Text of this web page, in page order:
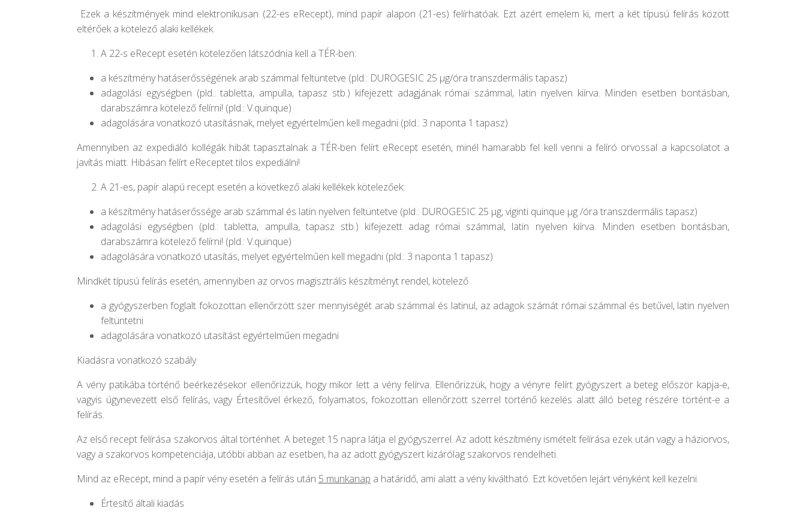
Ezek a készítmények mind elektronikusan (22-es eRecept), mind papír alapon (21-es) felírhatóak. Ezt azért emelem ki, mert a két típusú felírás között
eltérőek a kötelező alaki kellékek.
A 22-s eRecept esetén kötelezően látszódnia kell a TÉR-ben:
a készítmény hatáserősségének arab számmal feltüntetve (pld.: DUROGESIC 25 µg/óra transzdermális tapasz)
adagolási egységben (pld.: tabletta, ampulla, tapasz stb.) kifejezett adagjának római számmal, latin nyelven kiírva. Minden esetben bontásban,
darabszámra kötelező felírni! (pld.: V.quinque)
adagolására vonatkozó utasításnak, melyet egyértelműen kell megadni (pld.: 3 naponta 1 tapasz)
Amennyiben az expediáló kollégák hibát tapasztalnak a TÉR-ben felírt eRecept esetén, minél hamarabb fel kell venni a felíró orvossal a kapcsolatot a
javítás miatt. Hibásan felírt eReceptet tilos expediálni!
A 21-es, papír alapú recept esetén a következő alaki kellékekkötelezőek:
a készítmény hatáserőssége arab számmal és latin nyelven feltüntetve (pld.: DUROGESIC 25 µg, viginti quinque µg /óra transzdermális tapasz)
adagolási egységben (pld.: tabletta, ampulla, tapasz stb.) kifejezett adag római számmal, latin nyelven kiírva. Minden esetben bontásban,
darabszámra kötelező felírni! (pld.: V.quinque)
adagolására vonatkozó utasítás, melyet egyértelműen kell megadni (pld.: 3 naponta 1 tapasz)
Mindkét típusú felírás esetén, amennyiben az orvos magisztrális készítményt rendel, kötelező
a gyógyszerben foglalt fokozottan ellenőrzött szer mennyiségét arab számmal és latinul, az adagok számát római számmal és betűvel, latin nyelven
feltüntetni
adagolására vonatkozó utasítást egyértelműen megadni
Kiadásra vonatkozó szabály
A vény patikába történő beérkezésekor ellenőrizzük, hogy mikor lett a vény felírva. Ellenőrizzük, hogy a vényre felírt gyógyszert a beteg először kapja-e,
vagyis úgynevezett első felírás, vagy Értesítővel érkező, folyamatos, fokozottan ellenőrzött szerrel történő kezelés alatt álló beteg részére történt-e a
felírás.
Az első recept felírása szakorvos által történhet. A beteget 15 napra látja el gyógyszerrel. Az adott készítmény ismételt felírása ezek után vagy a háziorvos,
vagy a szakorvos kompetenciája, utóbbi abban az esetben, ha az adott gyógyszert kizárólag szakorvos rendelheti.
Mind az eRecept, mind a papír vény esetén a felírás után 5 munkanap a határidő, ami alatt a vény kiváltható. Ezt követően lejárt vényként kell kezelni.
Értesítő általi kiadás